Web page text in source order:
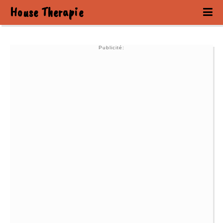
House Therapie
Publicité: